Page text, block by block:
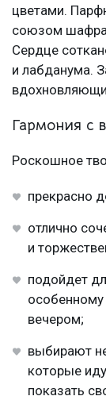
цветами.
союзом
Сердце
и лабданума.
Гармония с
Роскошное
прекрасно
отлично
и
подойдет
вечером;
выбирают
которые
показать